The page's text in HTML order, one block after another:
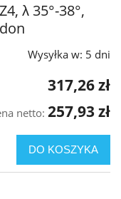
λ 35°-38°,
Wysyłka w: 5 dni
317,26 zł
netto: 257,93 zł
DO KOSZYKA